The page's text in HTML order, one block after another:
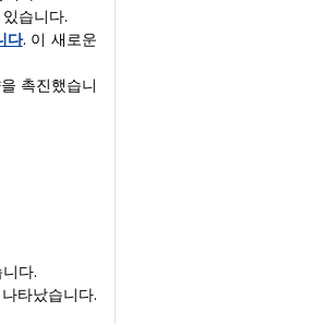
습니다.
다. 이 새로운
촉진했습니
다.
타났습니다.